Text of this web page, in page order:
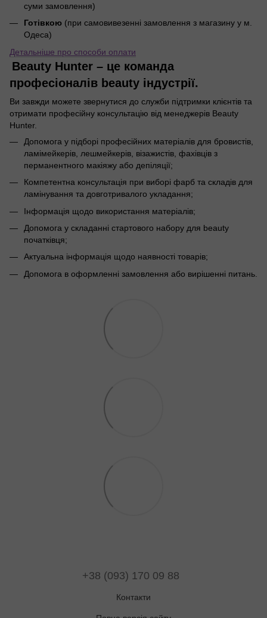
суми замовлення)
Готівкою (при самовивезенні замовлення з магазину у м.
Одеса)
Детальніше про способи оплати
Beauty Hunter – це команда
професіоналів beauty індустрії.
Ви завжди можете звернутися до служби підтримки клієнтів та
отримати професійну консультацію від менеджерів Beauty
Hunter.
Допомога у підборі професійних матеріалів для бровистів,
ламімейкерів, лешмейкерів, візажистів, фахівців з
перманентного макіяжу або депіляції;
Компетентна консультація при виборі фарб та складів для
ламінування та довготривалого укладання;
Інформація щодо використання матеріалів;
Допомога у складанні стартового набору для beauty
початківця;
Актуальна інформація щодо наявності товарів;
Допомога в оформленні замовлення або вирішенні питань.
+38 (093) 170 09 88
Контакти